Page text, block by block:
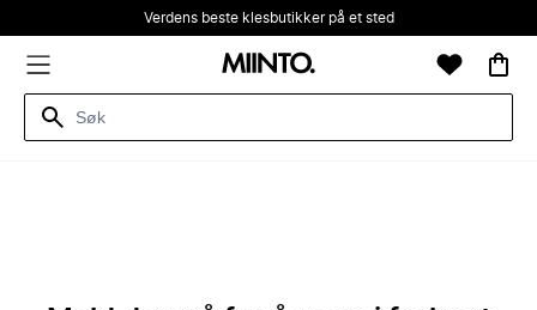
Verdens beste klesbutikker på et sted